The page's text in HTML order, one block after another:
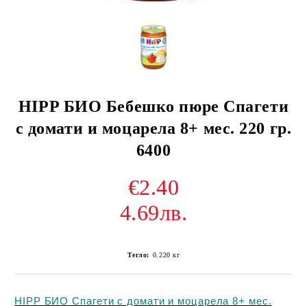
HIPP БИО Бебешко пюре Спагети
с домати и моцарела 8+ мес. 220 гр.
6400
€2.40
4.69лв.
Тегло: 0.220 кг
HIPP БИО Спагети с домати и моцарела 8+ мес.